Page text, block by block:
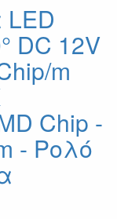
LED
DC 12V
m
Chip -
- Ρολό